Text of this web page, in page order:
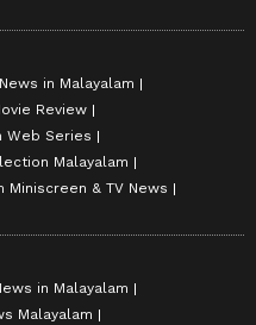
in Malayalam
Review
Web Series
Malayalam
Miniscreen & TV News
in Malayalam
Malayalam